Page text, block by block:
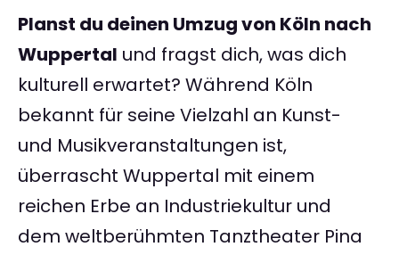
Planst du deinen Umzug von Köln nach
Wuppertal und fragst dich, was dich
kulturell erwartet? Während Köln
bekannt für seine Vielzahl an Kunst-
und Musikveranstaltungen ist,
überrascht Wuppertal mit einem
reichen Erbe an Industriekultur und
dem weltberühmten Tanztheater Pina